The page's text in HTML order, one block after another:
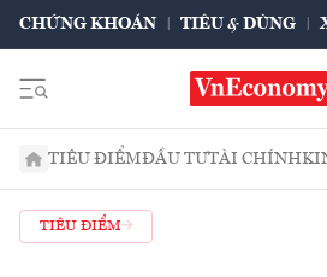
CHỨNG KHOÁN TIÊU & DÙNG
TIÊU ĐIỂMĐẦU TƯTÀI CHÍNH
TIÊU ĐIỂM